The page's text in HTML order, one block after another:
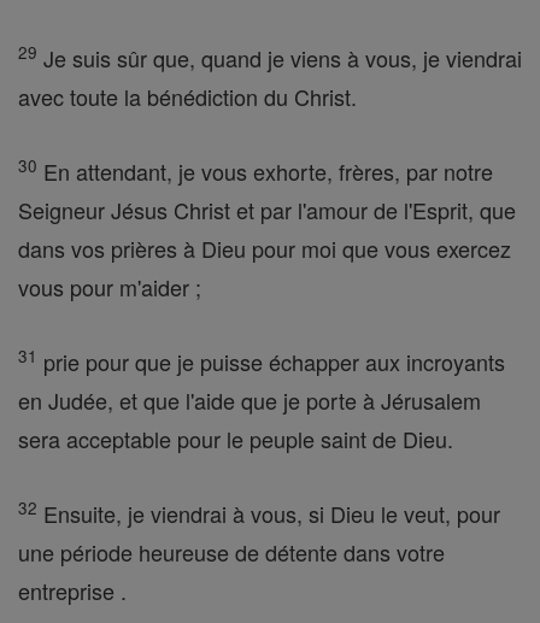
29 Je suis sûr que, quand je viens à vous, je viendrai
avec toute la bénédiction du Christ.
30 En attendant, je vous exhorte, frères, par notre
Seigneur Jésus Christ et par l'amour de l'Esprit, que
dans vos prières à Dieu pour moi que vous exercez
vous pour m'aider ;
31 prie pour que je puisse échapper aux incroyants
en Judée, et que l'aide que je porte à Jérusalem
sera acceptable pour le peuple saint de Dieu.
32 Ensuite, je viendrai à vous, si Dieu le veut, pour
une période heureuse de détente dans votre
entreprise .